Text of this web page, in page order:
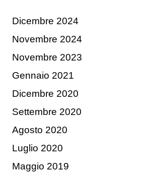
Dicembre 2024
Novembre 2024
Novembre 2023
Gennaio 2021
Dicembre 2020
Settembre 2020
Agosto 2020
Luglio 2020
Maggio 2019